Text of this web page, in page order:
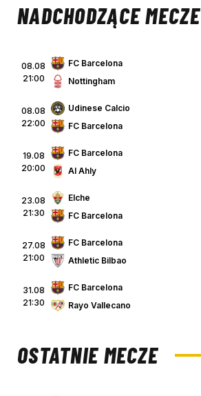
NADCHODZĄCE MECZE
08.08
21:00
FC Barcelona
Nottingham
08.08
22:00
Udinese Calcio
FC Barcelona
19.08
20:00
FC Barcelona
Al Ahly
23.08
21:30
Elche
FC Barcelona
27.08
21:00
FC Barcelona
Athletic Bilbao
31.08
21:30
FC Barcelona
Rayo Vallecano
OSTATNIE MECZE